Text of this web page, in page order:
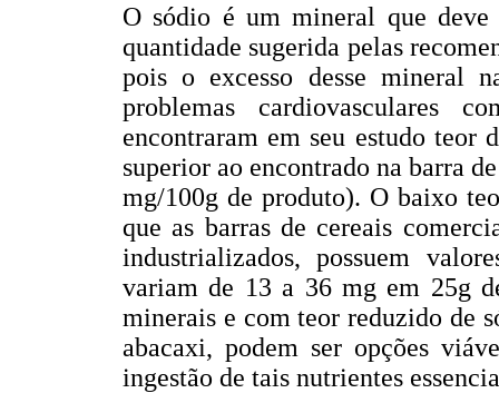
O sódio é um mineral que deve
quantidade sugerida pelas
pois o excesso desse mineral
problemas cardiovasculares
encontraram em seu estudo teor
superior ao encontrado na barra
mg/100g de produto). O baixo
que as barras de cereais
industrializados, possuem
variam de 13 a 36 mg em 25g
minerais e com teor reduzido de
abacaxi, podem ser opções
ingestão de tais nutrientes